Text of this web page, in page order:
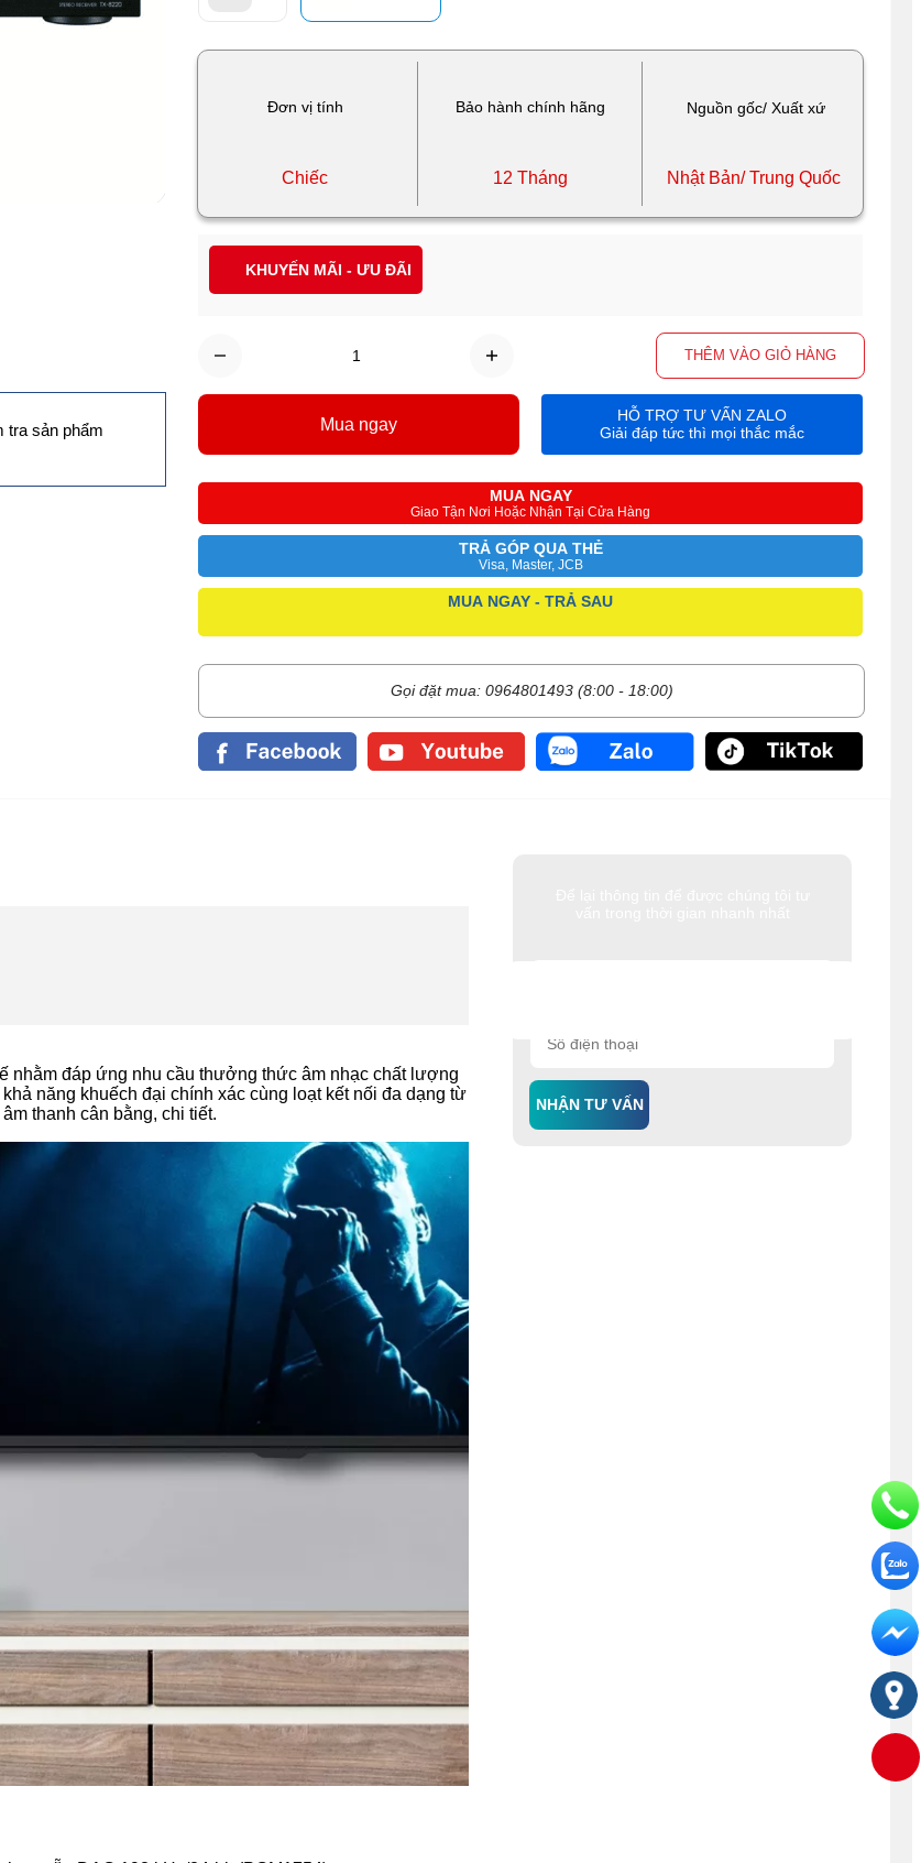
Đơn vị tính Bảo hành chính hãng Nguồn gốc/ Xuất xứ
Chiếc 12 Tháng Nhật Bản/ Trung Quốc
THÊM VÀO GIỎ HÀNG
MUA NGAY
Giao Tận Nơi Hoặc Nhận Tại Cửa Hàng
TRẢ GÓP QUA THẺ
Visa, Master, JCB
MUA NGAY - TRẢ SAU
Gọi đặt mua: 0964801493 (8:00 - 18:00)
Mua ngay
HỖ TRỢ TƯ VẤN ZALO
Giải đáp tức thì mọi thắc mắc
KHUYẾN MÃI - ƯU ĐÃI
tra sản phẩm
NHẬN TƯ VẤN
nhằm đáp ứng nhu cầu thưởng thức âm nhạc chất lượng
năng khuếch đại chính xác cùng loạt kết nối đa dạng từ
thanh cân bằng, chi tiết.